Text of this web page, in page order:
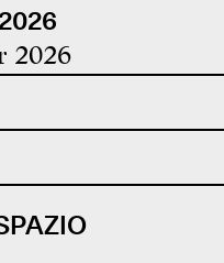
2026